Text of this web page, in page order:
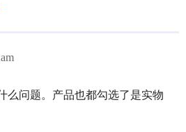
么问题。产品也都勾选了是实物